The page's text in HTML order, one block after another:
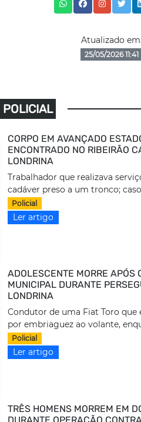
Atualizado em:
25/05/2026 11:41
POLICIAL
CORPO EM AVANÇADO
ENCONTRADO NO RIBEIRÃO
LONDRINA
Trabalhador que realizava
cadáver preso a um tronco;
Policial
Ler artigo
ADOLESCENTE MORRE APÓS
MUNICIPAL DURANTE
LONDRINA
Condutor de uma Fiat Toro que
por embriaguez ao volante,
Policial
Ler artigo
TRÊS HOMENS MORREM EM
DURANTE OPERAÇÃO